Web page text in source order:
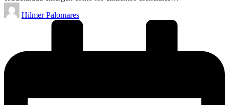
Publicado
por
Hilmer Palomares